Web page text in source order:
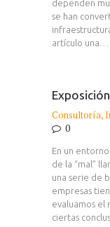
dependen
se han
artículo una…
Consultoría,
0
En un
de la “mal”
una serie de
empresas
evaluamos el
ciertas